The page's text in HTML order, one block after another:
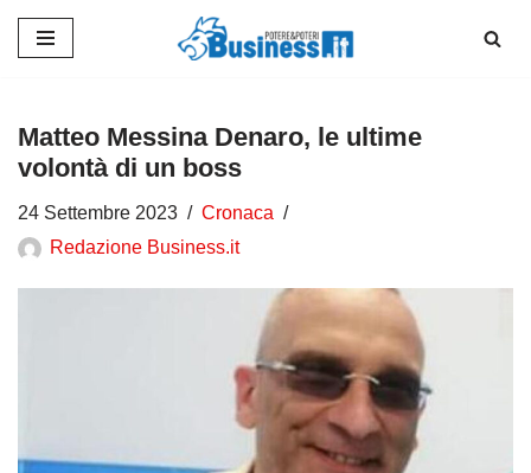
contenuto
Matteo Messina Denaro, le ultime
volontà di un boss
24 Settembre 2023
Cronaca
Redazione Business.it